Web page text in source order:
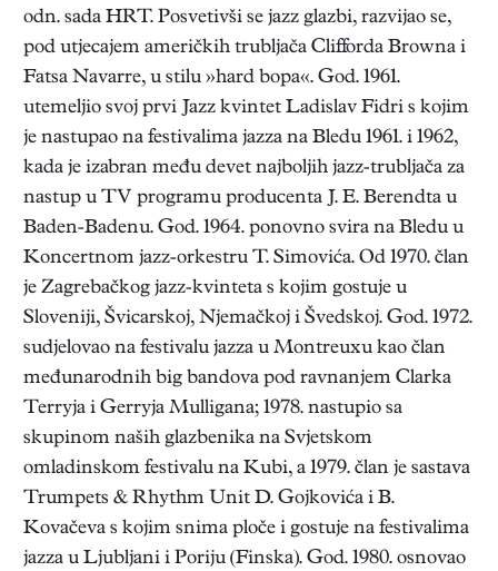
odn. sada HRT. Posvetivši se jazz glazbi, razvijao se,
pod utjecajem američkih trubljača Clifforda Browna i
Fatsa Navarre, u stilu »hard bopa«. God. 1961.
utemeljio svoj prvi Jazz kvintet Ladislav Fidri s kojim
je nastupao na festivalima jazza na Bledu 1961. i 1962,
kada je izabran među devet najboljih jazz-trubljača za
nastup u TV programu producenta J. E. Berendta u
Baden-Badenu. God. 1964. ponovno svira na Bledu u
Koncertnom jazz-orkestru T. Simovića. Od 1970. član
je Zagrebačkog jazz-kvinteta s kojim gostuje u
Sloveniji, Švicarskoj, Njemačkoj i Švedskoj. God. 1972.
sudjelovao na festivalu jazza u Montreuxu kao član
međunarodnih big bandova pod ravnanjem Clarka
Terryja i Gerryja Mulligana; 1978. nastupio sa
skupinom naših glazbenika na Svjetskom
omladinskom festivalu na Kubi, a 1979. član je sastava
Trumpets & Rhythm Unit D. Gojkovića i B.
Kovačeva s kojim snima ploče i gostuje na festivalima
jazza u Ljubljani i Poriju (Finska). God. 1980. osnovao